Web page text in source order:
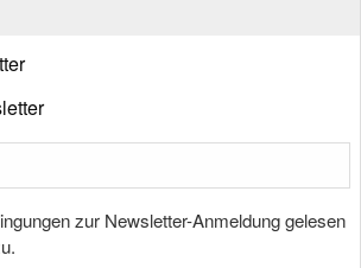
zur Newsletter-Anmeldung gelesen